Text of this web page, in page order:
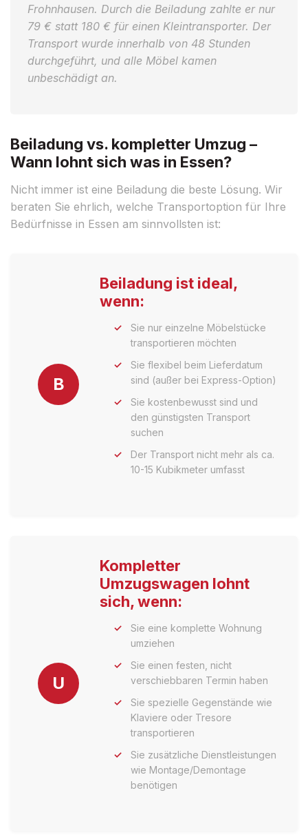
Frohnhausen. Durch die Beiladung zahlte er nur
79 € statt 180 € für einen Kleintransporter. Der
Transport wurde innerhalb von 48 Stunden
durchgeführt, und alle Möbel kamen
unbeschädigt an.
Beiladung vs. kompletter Umzug –
Wann lohnt sich was in Essen?
Nicht immer ist eine Beiladung die beste Lösung. Wir
beraten Sie ehrlich, welche Transportoption für Ihre
Bedürfnisse in Essen am sinnvollsten ist:
B
Beiladung ist ideal,
wenn:
Sie nur einzelne Möbelstücke
transportieren möchten
Sie flexibel beim Lieferdatum
sind (außer bei Express-Option)
Sie kostenbewusst sind und
den günstigsten Transport
suchen
Der Transport nicht mehr als ca.
10-15 Kubikmeter umfasst
U
Kompletter
Umzugswagen lohnt
sich, wenn:
Sie eine komplette Wohnung
umziehen
Sie einen festen, nicht
verschiebbaren Termin haben
Sie spezielle Gegenstände wie
Klaviere oder Tresore
transportieren
Sie zusätzliche Dienstleistungen
wie Montage/Demontage
benötigen